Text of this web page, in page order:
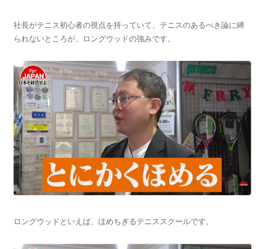
社長がテニス初心者の視点を持っていて、テニスのあるべき論に縛
られないところが、ロングウッドの強みです。
ロングウッドといえば、ほめちぎるテニススクールです。